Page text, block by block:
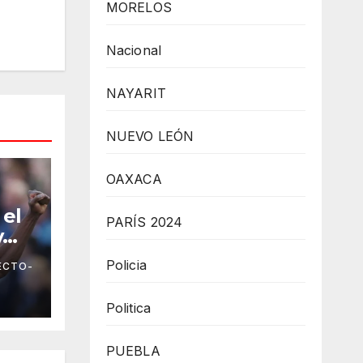
el
MORELOS
Nacional
NAYARIT
NUEVO LEÓN
OAXACA
PARÍS 2024
Policia
Politica
PUEBLA